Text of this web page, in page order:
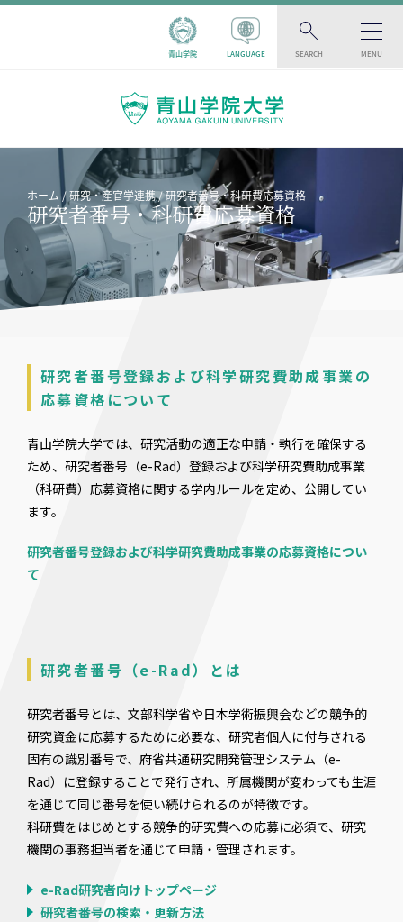
青山学院 LANGUAGE SEARCH MENU
ホーム 研究・産官学連携 研究者番号・科研費応募資格
研究者番号・科研費応募資格
研究者番号登録および科学研究費助成事業の
応募資格について
青山学院大学では、研究活動の適正な申請・執行を確保する
ため、研究者番号（e-Rad）登録および科学研究費助成事業
（科研費）応募資格に関する学内ルールを定め、公開してい
ます。
研究者番号登録および科学研究費助成事業の応募資格につい
て
研究者番号（e-Rad）とは
研究者番号とは、文部科学省や日本学術振興会などの競争的
研究資金に応募するために必要な、研究者個人に付与される
固有の識別番号で、府省共通研究開発管理システム（e-
Rad）に登録することで発行され、所属機関が変わっても生涯
を通じて同じ番号を使い続けられるのが特徴です。
科研費をはじめとする競争的研究費への応募に必須で、研究
機関の事務担当者を通じて申請・管理されます。
e-Rad研究者向けトップページ
研究者番号の検索・更新方法